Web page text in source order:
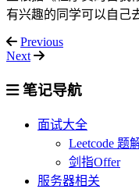
有兴趣的同学可以自己
Previous
Next
笔记导航
面试大全
Leetcode 题
剑指Offer
服务器相关